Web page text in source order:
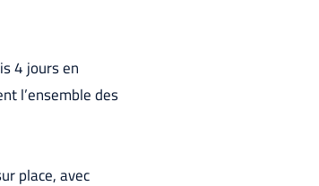
4 jours en
l’ensemble des
place, avec